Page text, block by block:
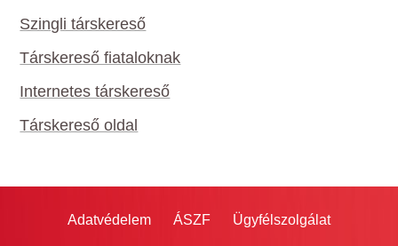
Szingli társkereső
Társkereső fiataloknak
Internetes társkereső
Társkereső oldal
Adatvédelem ÁSZF Ügyfélszolgálat